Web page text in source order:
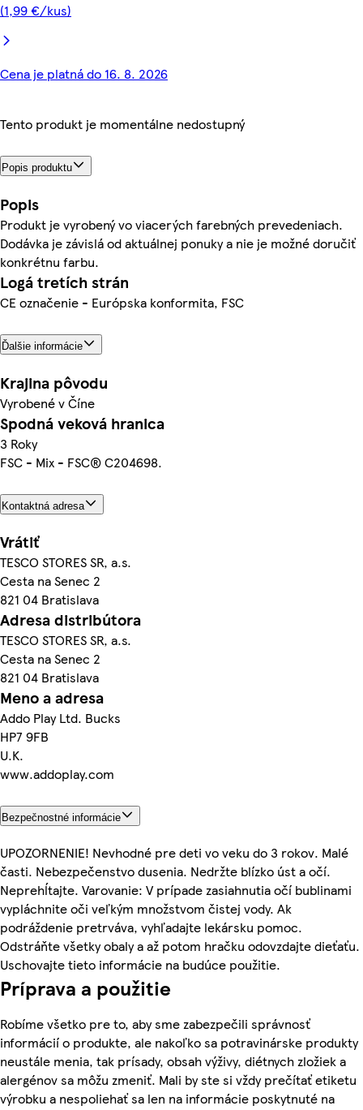
(1,99 €/kus)
Cena je platná do 16. 8. 2026
Tento produkt je momentálne nedostupný
Popis produktu
Popis
Produkt je vyrobený vo viacerých farebných prevedeniach.
Dodávka je závislá od aktuálnej ponuky a nie je možné doručiť
konkrétnu farbu.
Logá tretích strán
CE označenie - Európska konformita, FSC
Ďalšie informácie
Krajina pôvodu
Vyrobené v Číne
Spodná veková hranica
3 Roky
FSC - Mix - FSC® C204698.
Kontaktná adresa
Vrátiť
TESCO STORES SR, a.s.
Cesta na Senec 2
821 04 Bratislava
Adresa distribútora
TESCO STORES SR, a.s.
Cesta na Senec 2
821 04 Bratislava
Meno a adresa
Addo Play Ltd. Bucks
HP7 9FB
U.K.
www.addoplay.com
Bezpečnostné informácie
UPOZORNENIE! Nevhodné pre deti vo veku do 3 rokov. Malé
časti. Nebezpečenstvo dusenia. Nedržte blízko úst a očí.
Neprehĺtajte. Varovanie: V prípade zasiahnutia očí bublinami
vypláchnite oči veľkým množstvom čistej vody. Ak
podráždenie pretrváva, vyhľadajte lekársku pomoc.
Odstráňte všetky obaly a až potom hračku odovzdajte dieťaťu.
Uschovajte tieto informácie na budúce použitie.
Príprava a použitie
Robíme všetko pre to, aby sme zabezpečili správnosť
informácií o produkte, ale nakoľko sa potravinárske produkty
neustále menia, tak prísady, obsah výživy, diétnych zložiek a
alergénov sa môžu zmeniť. Mali by ste si vždy prečítať etiketu
výrobku a nespoliehať sa len na informácie poskytnuté na